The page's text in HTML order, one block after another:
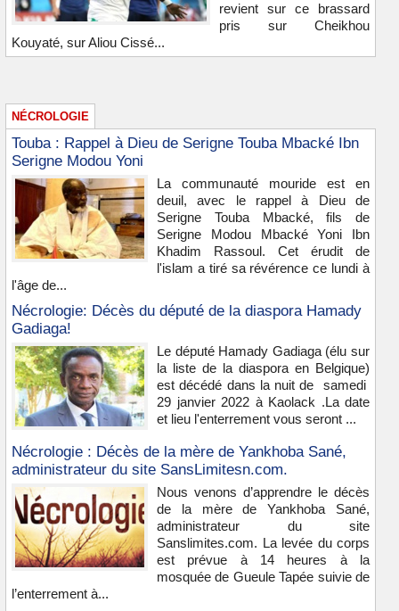
revient sur ce brassard
pris sur Cheikhou
Kouyaté, sur Aliou Cissé...
NÉCROLOGIE
Touba : Rappel à Dieu de Serigne Touba Mbacké Ibn
Serigne Modou Yoni
La communauté mouride est en
deuil, avec le rappel à Dieu de
Serigne Touba Mbacké, fils de
Serigne Modou Mbacké Yoni Ibn
Khadim Rassoul. Cet érudit de
l'islam a tiré sa révérence ce lundi à
l'âge de...
Nécrologie: Décès du député de la diaspora Hamady
Gadiaga!
Le député Hamady Gadiaga (élu sur
la liste de la diaspora en Belgique)
est décédé dans la nuit de samedi
29 janvier 2022 à Kaolack .La date
et lieu l'enterrement vous seront ...
Nécrologie : Décès de la mère de Yankhoba Sané,
administrateur du site SansLimitesn.com.
Nous venons d’apprendre le décès
de la mère de Yankhoba Sané,
administrateur du site
Sanslimites.com. La levée du corps
est prévue à 14 heures à la
mosquée de Gueule Tapée suivie de
l’enterrement à...